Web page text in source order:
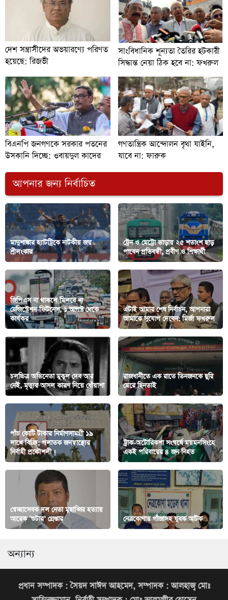
দেশ সন্ত্রাসীদের অভয়ারণ্যে পরিণত
হয়েছে: রিজভী
সাংবিধানিক শূন্যতা তৈরির হটকারী
সিদ্ধান্ত নেয়া ঠিক হবে না: ফখরুল
বিএনপি জনগণকে সরকার পতনের
উসকানি দিচ্ছে: ওবায়দুল কাদের
গণতান্ত্রিক আন্দোলন বৃথা যাইনি,
যাবে না: ফারুক
আপনার জন্য নির্বাচিত
মাদুশাঙ্কার হ্যাটট্রিকে নাটকীয় জয়
শ্রীলংকার
ট্রেন ও মেট্রো ভাড়ায় ২৫ শতাংশ ছাড়
পাবেন প্রতিবন্ধী, প্রবীণ ও শিক্ষার্থী
জিপিএস না থাকলে মিলবে না
রেজিস্ট্রেশন-ফিটনেস, ১ আগস্ট থেকে
কার্যকর
এটাই আমার শেষ নির্বাচন, আপনারা
আমাকে সুযোগ দেবেন: মির্জা ফখরুল
চলচ্চিত্র অভিনেতা মুকুল দেব আর
নেই, মৃত্যুর আসল কারণ নিয়ে ধোঁয়াশা
রাজধানীতে এক রাতে তিনজনকে ছুরি
মেরে ছিনতাই
পাঁচ কোটি টাকার নির্মাণসামগ্রী ১৯
লাখে বিক্রি; পলাতক জনস্বাস্থ্যের
নির্বাহী প্রকৌশলী !
ট্রাক-অটোরিকশা সংঘর্ষে ময়মনসিংহে
একই পরিবারের ৪ জন নিহত
স্বেচ্ছাসেবক দল নেতা মুছাব্বির হত্যায়
আরেক ‘শুটার’ গ্রেপ্তার
নেত্রকোণায় গাঁজাসহ যুবক আটক
অন্যান্য
প্রধান সম্পাদক : সৈয়দ সাঈদ আহমেদ, সম্পাদক : আলহাজ্ব মোঃ